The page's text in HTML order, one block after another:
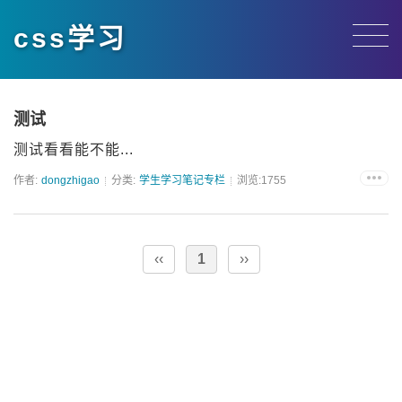
css学习
测试
测试看看能不能...
作者: dongzhigao 分类: 学生学习笔记专栏 浏览:1755
‹‹ 1 ››